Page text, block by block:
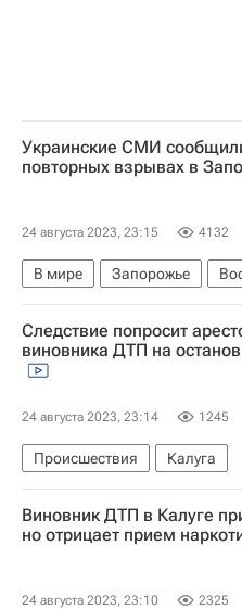
Украинские СМИ
повторных взрывах в
24 августа 2023, 23:15 4132
В мире Запорожье
Киев
Запорожская
Следствие попросит
виновника ДТП на
24 августа 2023, 23:14 1245
Происшествия
Калуга
Следственный комитет
Россия
Калужская
Виновник ДТП в Калуге
но отрицает прием
24 августа 2023, 23:10 2325